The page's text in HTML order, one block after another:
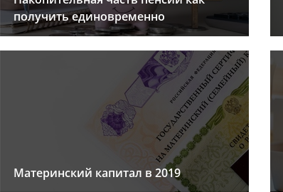
получить единовременно
Материнский капитал в 2019